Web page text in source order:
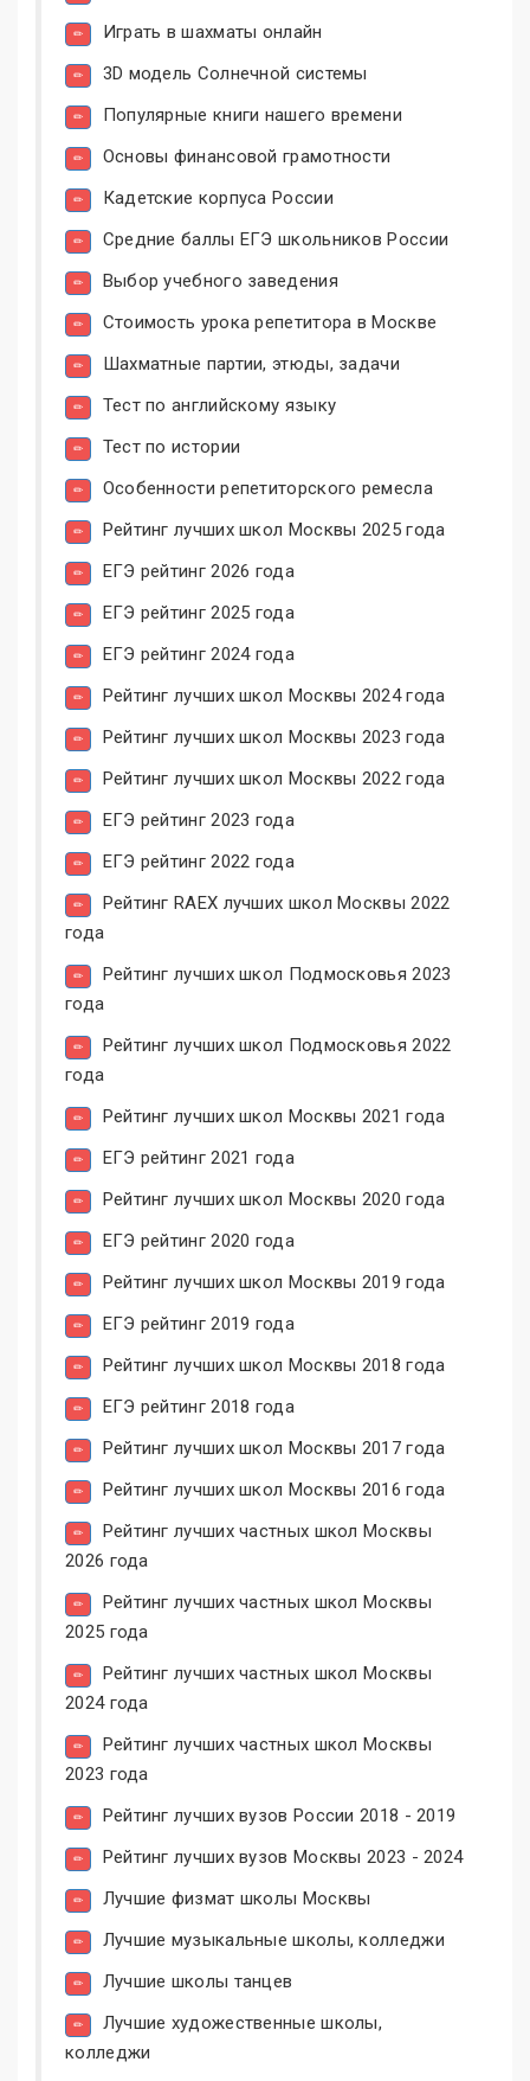
Играть в шахматы онлайн
3D модель Солнечной системы
Популярные книги нашего времени
Основы финансовой грамотности
Кадетские корпуса России
Средние баллы ЕГЭ школьников России
Выбор учебного заведения
Стоимость урока репетитора в Москве
Шахматные партии, этюды, задачи
Тест по английскому языку
Тест по истории
Особенности репетиторского ремесла
Рейтинг лучших школ Москвы 2025 года
ЕГЭ рейтинг 2026 года
ЕГЭ рейтинг 2025 года
ЕГЭ рейтинг 2024 года
Рейтинг лучших школ Москвы 2024 года
Рейтинг лучших школ Москвы 2023 года
Рейтинг лучших школ Москвы 2022 года
ЕГЭ рейтинг 2023 года
ЕГЭ рейтинг 2022 года
Рейтинг RAEX лучших школ Москвы 2022
года
Рейтинг лучших школ Подмосковья 2023
года
Рейтинг лучших школ Подмосковья 2022
года
Рейтинг лучших школ Москвы 2021 года
ЕГЭ рейтинг 2021 года
Рейтинг лучших школ Москвы 2020 года
ЕГЭ рейтинг 2020 года
Рейтинг лучших школ Москвы 2019 года
ЕГЭ рейтинг 2019 года
Рейтинг лучших школ Москвы 2018 года
ЕГЭ рейтинг 2018 года
Рейтинг лучших школ Москвы 2017 года
Рейтинг лучших школ Москвы 2016 года
Рейтинг лучших частных школ Москвы
2026 года
Рейтинг лучших частных школ Москвы
2025 года
Рейтинг лучших частных школ Москвы
2024 года
Рейтинг лучших частных школ Москвы
2023 года
Рейтинг лучших вузов России 2018 - 2019
Рейтинг лучших вузов Москвы 2023 - 2024
Лучшие физмат школы Москвы
Лучшие музыкальные школы, колледжи
Лучшие школы танцев
Лучшие художественные школы,
колледжи